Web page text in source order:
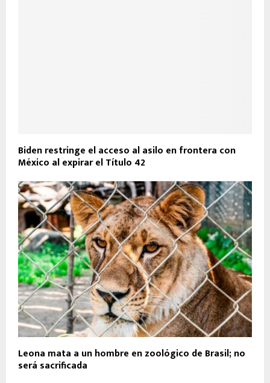
Biden restringe el acceso al asilo en frontera con
México al expirar el Título 42
Leona mata a un hombre en zoológico de Brasil; no
será sacrificada